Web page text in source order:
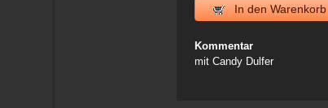
In den Warenkorb
Kommentar
mit Candy Dulfer